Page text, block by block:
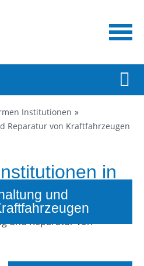
Institutionen
Reparatur von Kraftfahrzeugen
in
und